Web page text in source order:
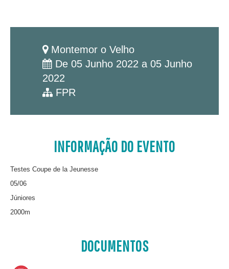
Montemor o Velho
De 05 Junho 2022 a 05 Junho
2022
FPR
INFORMAÇÃO DO EVENTO
Testes Coupe de la Jeunesse
05/06
Júniores
2000m
DOCUMENTOS